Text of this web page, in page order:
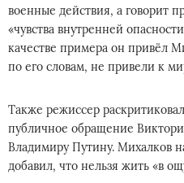
военные действия, а говорит
«чувства внутренней
качестве примера он привёл
по его словам, не привели к
Также режиссер
публичное обращение
Владимиру Путину. Михалков
добавил, что нельзя жить «в